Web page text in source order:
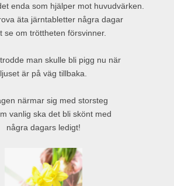
enda som hjälper mot huvudvärken.
äta järntabletter några dagar
se om tröttheten försvinner.
man skulle bli pigg nu när
ljuset är på väg tillbaka.
närmar sig med storsteg
vanlig ska det bli skönt med
några dagars ledigt!